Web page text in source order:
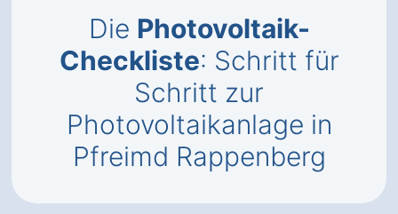
Die Photovoltaik-
Checkliste: Schritt für
Schritt zur
Photovoltaikanlage in
Pfreimd Rappenberg